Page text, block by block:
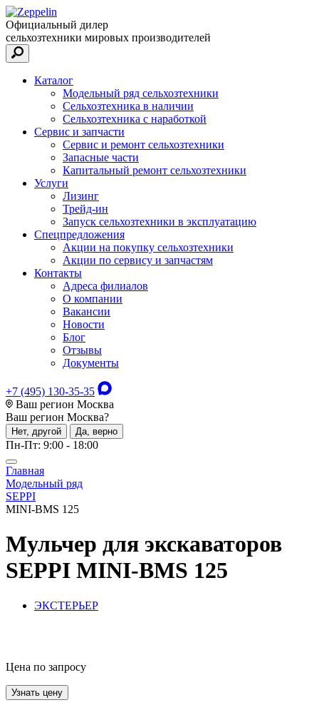
Официальный дилер
сельхозтехники мировых производителей
Каталог
Модельный ряд сельхозтехники
Сельхозтехника в наличии
Сельхозтехника с наработкой
Сервис и запчасти
Сервис и ремонт сельхозтехники
Запасные части
Капитальный ремонт сельхозтехники
Услуги
Лизинг
Трейд-ин
Запуск сельхозтехники в эксплуатацию
Спецпредложения
Акции на покупку сельхозтехники
Акции по сервису и запчастям
Контакты
Адреса филиалов
О компании
Вакансии
Новости
Блог
Отзывы
Документы
+7 (495) 130-35-35
Ваш регион Москва
Ваш регион Москва?
Нет, другой Да, верно
Пн-Пт: 9:00 - 18:00
Главная
Модельный ряд
SEPPI
MINI-BMS 125
Мульчер для экскаваторов
SEPPI MINI-BMS 125
ЭКСТЕРЬЕР
Цена по запросу
Узнать цену